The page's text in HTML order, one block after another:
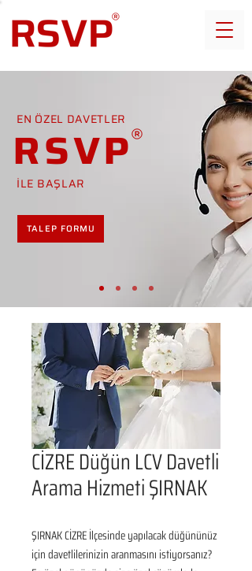
EN ÖZEL DAVETLER
RSVP
İLE BAŞLAR
TALEP FORMU
CİZRE Düğün LCV Davetli
Arama Hizmeti ŞIRNAK
ŞIRNAK CİZRE İlçesinde yapılacak düğününüz
için davetlilerinizin aranmasını istiyorsanız?